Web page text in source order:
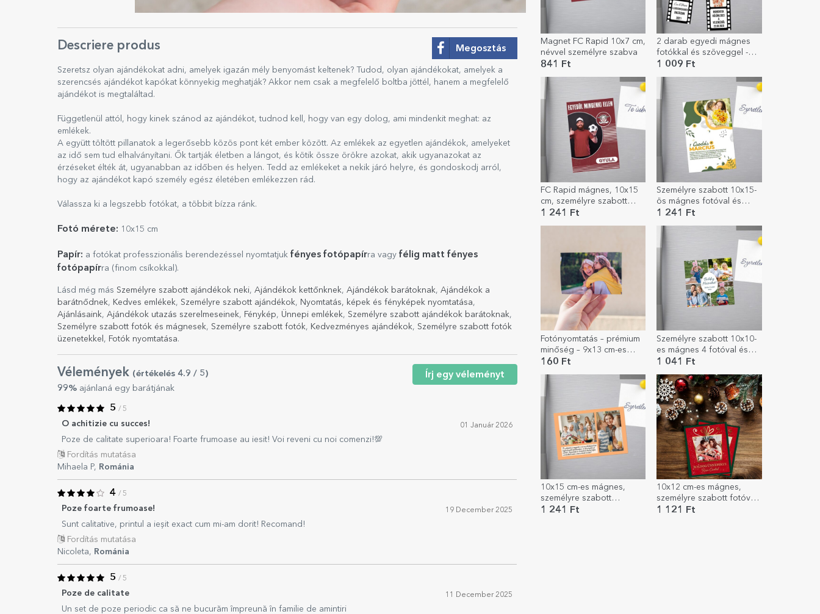
Magnet FC Rapid 10x7 cm,
névvel személyre szabva
841 Ft
2 darab egyedi mágnes
fotókkal és szöveggel -
Különleges pillanatok
1 009 Ft
FC Rapid mágnes, 10x15
cm, személyre szabott
fotóval és szöveggel
1 241 Ft
Személyre szabott 10x15-
ös mágnes fotóval és
szöveggel – Helló tavasz!
1 241 Ft
Fotónyomtatás – prémium
minőség – 9x13 cm-es
formátum
160 Ft
Személyre szabott 10x10-
es mágnes 4 fotóval és
üzenettel – Boldog
1 041 Ft
10x15 cm-es mágnes,
személyre szabott
szöveggel és 2 fotóval –
1 241 Ft
10x12 cm-es mágnes,
személyre szabott fotóval
és szöveggel - karácsonyi
1 121 Ft
Descriere produs Megosztás
Szeretsz olyan ajándékokat adni, amelyek igazán mély benyomást keltenek? Tudod, olyan ajándékokat, amelyek a
szerencsés ajándékot kapókat könnyekig meghatják? Akkor nem csak a megfelelő boltba jöttél, hanem a megfelelő
ajándékot is megtaláltad.
Függetlenül attól, hogy kinek szánod az ajándékot, tudnod kell, hogy van egy dolog, ami mindenkit meghat: az
emlékek.
A együtt töltött pillanatok a legerősebb közös pont két ember között. Az emlékek az egyetlen ajándékok, amelyeket
az idő sem tud elhalványítani. Ők tartják életben a lángot, és kötik össze örökre azokat, akik ugyanazokat az
érzéseket élték át, ugyanabban az időben és helyen. Tedd az emlékeket a nekik járó helyre, és gondoskodj arról,
hogy az ajándékot kapó személy egész életében emlékezzen rád.
Válassza ki a legszebb fotókat, a többit bízza ránk.
Fotó mérete: 10x15 cm
Papír: a fotókat professzionális berendezéssel nyomtatjuk fényes fotópapírra vagy félig matt fényes
fotópapírra (finom csíkokkal).
Lásd még más Személyre szabott ajándékok neki, Ajándékok kettőnknek, Ajándékok barátoknak, Ajándékok a
barátnődnek, Kedves emlékek, Személyre szabott ajándékok, Nyomtatás, képek és fényképek nyomtatása,
Ajánlásaink, Ajándékok utazás szerelmeseinek, Fénykép, Ünnepi emlékek, Személyre szabott ajándékok barátoknak,
Személyre szabott fotók és mágnesek, Személyre szabott fotók, Kedvezményes ajándékok, Személyre szabott fotók
üzenetekkel , Fotók nyomtatása.
Vélemények (értékelés 4.9 / 5)
99% ajánlaná egy barátjának
Írj egy véleményt
5 / 5
O achitizie cu succes! 01 Január 2026
Poze de calitate superioara! Foarte frumoase au iesit! Voi reveni cu noi comenzi!💯
Fordítás mutatása
Mihaela P, Románia
4 / 5
Poze foarte frumoase! 19 December 2025
Sunt calitative, printul a ieșit exact cum mi-am dorit! Recomand!
Fordítás mutatása
Nicoleta, Románia
5 / 5
Poze de calitate 11 December 2025
Un set de poze periodic ca să ne bucurăm împreună în familie de amintiri